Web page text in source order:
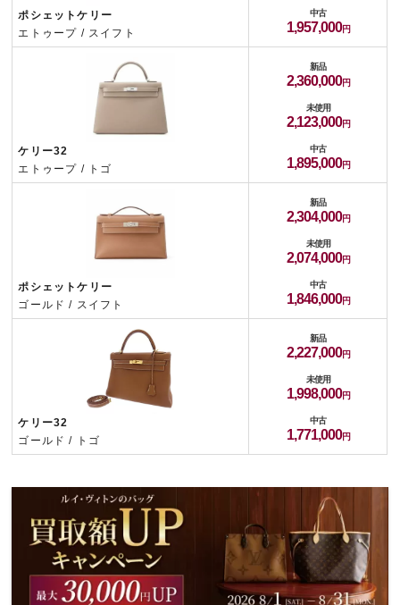
ポシェットケリー
エトゥープ / スイフト
中古
1,957,000
ケリー32
エトゥープ / トゴ
新品
2,360,000
未使用
2,123,000
中古
1,895,000
ポシェットケリー
ゴールド / スイフト
新品
2,304,000
未使用
2,074,000
中古
1,846,000
ケリー32
ゴールド / トゴ
新品
2,227,000
未使用
1,998,000
中古
1,771,000